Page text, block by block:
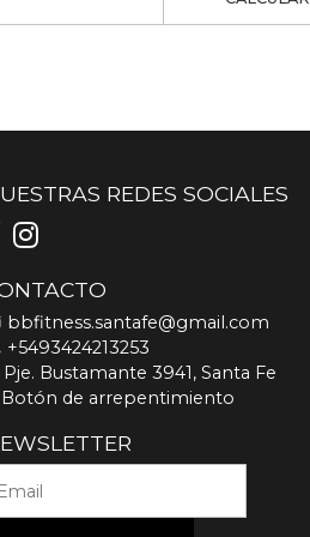
REDES SOCIALES
bbfitness.santafe@gmail.com
+5493424213253
Pje. Bustamante 3941, Santa Fe
Botón de arrepentimiento